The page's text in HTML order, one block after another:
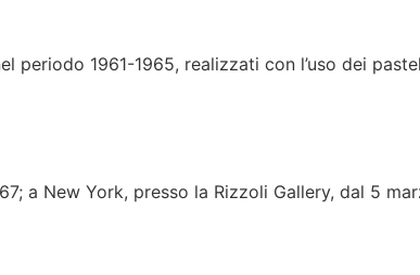
periodo 1961-1965, realizzati con l’uso dei
a New York, presso la Rizzoli Gallery, dal 5